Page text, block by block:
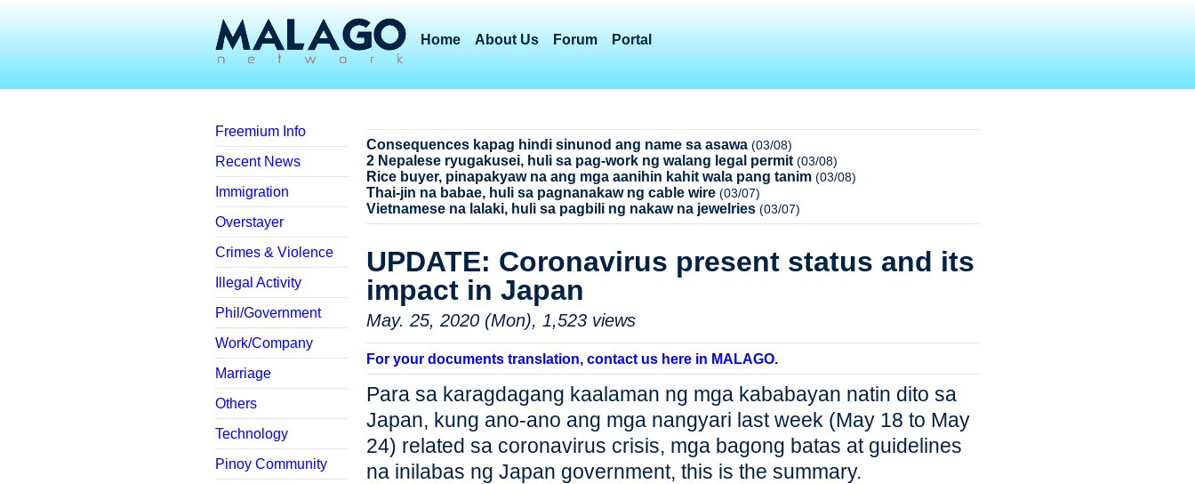
Home About Us Forum Portal
Freemium Info
Recent News
Immigration
Overstayer
Crimes & Violence
Illegal Activity
Phil/Government
Work/Company
Marriage
Others
Technology
Pinoy Community
Consequences kapag hindi sinunod ang name sa asawa (03/08)
2 Nepalese ryugakusei, huli sa pag-work ng walang legal permit (03/08)
Rice buyer, pinapakyaw na ang mga aanihin kahit wala pang tanim (03/08)
Thai-jin na babae, huli sa pagnanakaw ng cable wire (03/07)
Vietnamese na lalaki, huli sa pagbili ng nakaw na jewelries (03/07)
UPDATE: Coronavirus present status and its
impact in Japan
May. 25, 2020 (Mon), 1,523 views
For your documents translation, contact us here in MALAGO.
Para sa karagdagang kaalaman ng mga kababayan natin dito sa
Japan, kung ano-ano ang mga nangyari last week (May 18 to May
24) related sa coronavirus crisis, mga bagong batas at guidelines
na inilabas ng Japan government, this is the summary.